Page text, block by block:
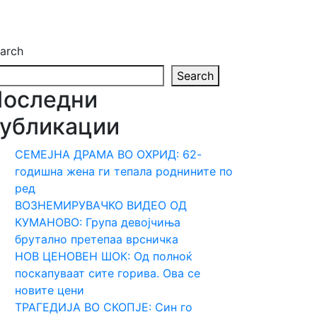
Search
СЕМЕЈНА ДРАМА ВО ОХРИД: 62-
годишна жена ги тепала роднините по
ред
ВОЗНЕМИРУВАЧКО ВИДЕО ОД
КУМАНОВО: Група девојчиња
брутално претепаа врсничка
НОВ ЦЕНОВЕН ШОК: Од полноќ
поскапуваат сите горива. Ова се
новите цени
ТРАГЕДИЈА ВО СКОПЈЕ: Син го